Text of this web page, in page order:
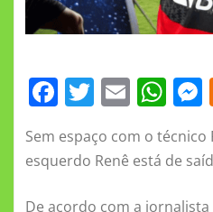
F
c
e
T
it
te
E
ai
l
W
h
at
s
Sem espaço com o
esquerdo Renê está de
De acordo com a jornalista